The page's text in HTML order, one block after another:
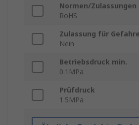
Normen/Zulassungen
RoHS
Zulassung für
Nein
Betriebsdruck min.
0.1MPa
Prüfdruck
1.5MPa